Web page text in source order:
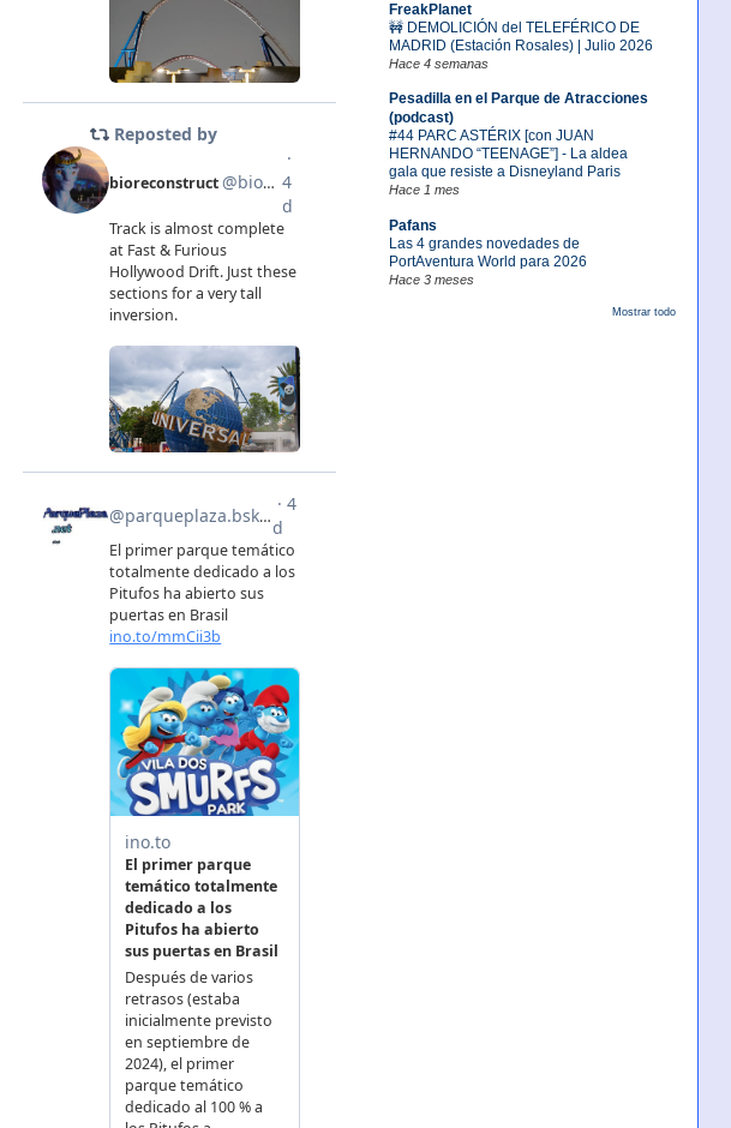
FreakPlanet
🚧 DEMOLICIÓN del TELEFÉRICO DE
MADRID (Estación Rosales) | Julio 2026
Hace 4 semanas
Pesadilla en el Parque de Atracciones
(podcast)
#44 PARC ASTÉRIX [con JUAN
HERNANDO “TEENAGE”] - La aldea
gala que resiste a Disneyland Paris
Hace 1 mes
Pafans
Las 4 grandes novedades de
PortAventura World para 2026
Hace 3 meses
Mostrar todo